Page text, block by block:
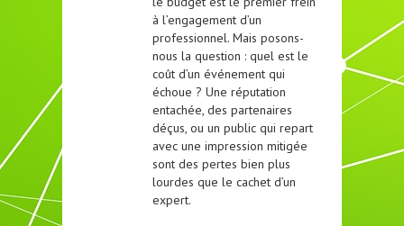
à l’engagement d’un
professionnel. Mais posons-
nous la question : quel est le
coût d’un événement qui
échoue ? Une réputation
entachée, des partenaires
déçus, ou un public qui repart
avec une impression mitigée
sont des pertes bien plus
lourdes que le cachet d’un
expert.